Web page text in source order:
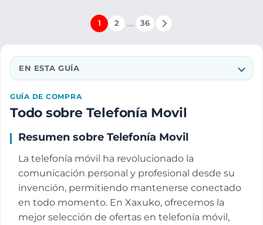
1 2 … 36
EN ESTA GUÍA
GUÍA DE COMPRA
Todo sobre Telefonía Movil
Resumen sobre Telefonía Movil
La telefonía móvil ha revolucionado la
comunicación personal y profesional desde su
invención, permitiendo mantenerse conectado
en todo momento. En Xaxuko, ofrecemos la
mejor selección de ofertas en telefonía móvil,